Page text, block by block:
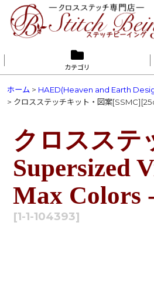
カテゴリ
ホーム > HAED(Heaven and Earth
> クロスステッチキット・図案
クロスステ
Supersized
Max Colors
[1-1-104393]